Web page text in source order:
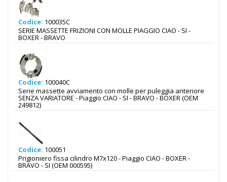
Codice: 100035C
SERIE MASSETTE FRIZIONI CON MOLLE PIAGGIO CIAO - SI -
BOXER - BRAVO
Codice: 100040C
Serie massette avviamento con molle per puleggia anteriore
SENZA VARIATORE - Piaggio CIAO - SI - BRAVO - BOXER (OEM
249812)
Codice: 100051
Prigioniero fissa cilindro M7x120 - Piaggio CIAO - BOXER -
BRAVO - SI (OEM 000595)